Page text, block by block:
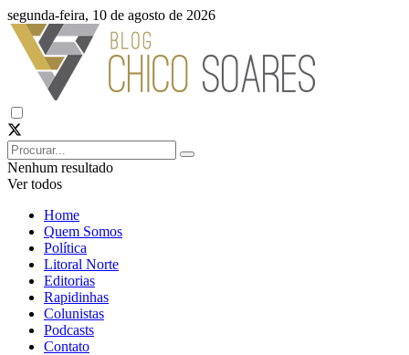
segunda-feira, 10 de agosto de 2026
Nenhum resultado
Ver todos
Home
Quem Somos
Política
Litoral Norte
Editorias
Rapidinhas
Colunistas
Podcasts
Contato